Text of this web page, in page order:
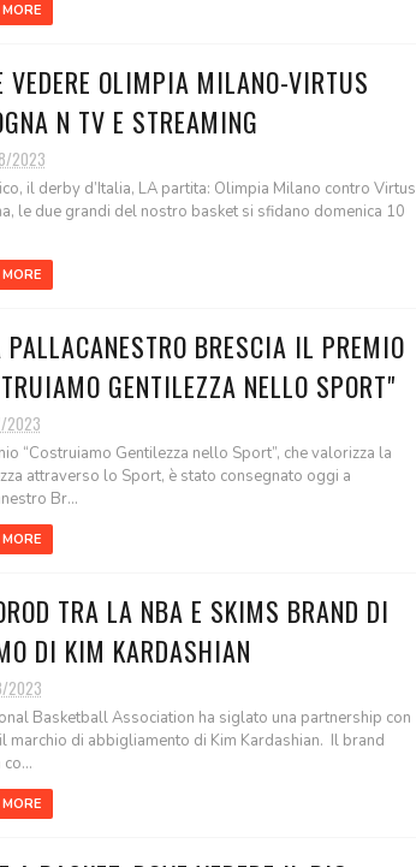
VEDERE OLIMPIA MILANO-VIRTUS
N TV E STREAMING
2023
il derby d’Italia, LA partita: Olimpia Milano contro Virtus
le due grandi del nostro basket si sfidano domenica 10
BRESCIA IL PREMIO
GENTILEZZA NELLO SPORT"
2023
“Costruiamo Gentilezza nello Sport”, che valorizza la
attraverso lo Sport, è stato consegnato oggi a
Br...
TRA LA NBA E SKIMS BRAND DI
DI KIM KARDASHIAN
2023
Basketball Association ha siglato una partnership con
marchio di abbigliamento di Kim Kardashian. Il brand